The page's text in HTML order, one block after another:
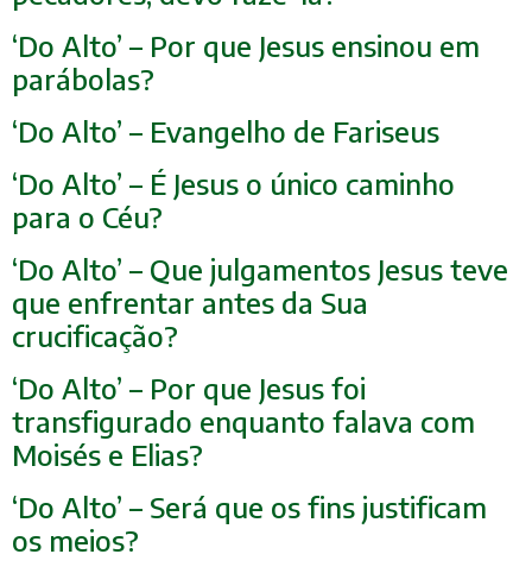
‘Do Alto’ – Por que Jesus ensinou em
parábolas?
‘Do Alto’ – Evangelho de Fariseus
‘Do Alto’ – É Jesus o único caminho
para o Céu?
‘Do Alto’ – Que julgamentos Jesus teve
que enfrentar antes da Sua
crucificação?
‘Do Alto’ – Por que Jesus foi
transfigurado enquanto falava com
Moisés e Elias?
‘Do Alto’ – Será que os fins justificam
os meios?